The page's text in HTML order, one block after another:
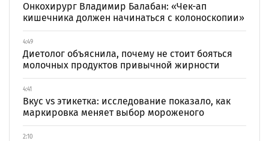
Онкохирург Владимир Балабан: «Чек-ап
кишечника должен начинаться с колоноскопии»
4:49
Диетолог объяснила, почему не стоит бояться
молочных продуктов привычной жирности
4:41
Вкус vs этикетка: исследование показало, как
маркировка меняет выбор мороженого
2:10